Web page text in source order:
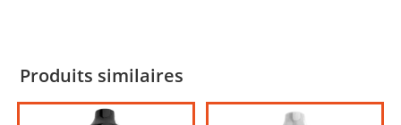
Produits similaires